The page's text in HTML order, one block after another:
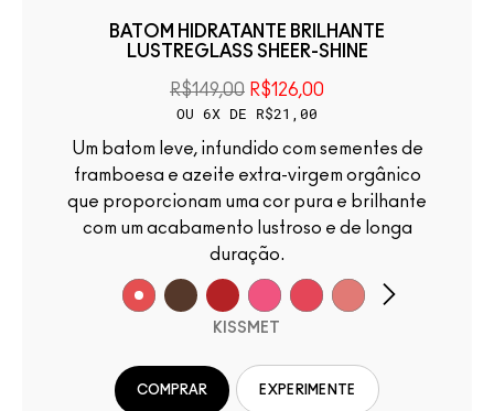
BATOM HIDRATANTE BRILHANTE
LUSTREGLASS SHEER-SHINE
R$149,00 R$126,00
OU 6X DE R$21,00
Um batom leve, infundido com sementes de
framboesa e azeite extra-virgem orgânico
que proporcionam uma cor pura e brilhante
com um acabamento lustroso e de longa
duração.
KISSMET
COMPRAR EXPERIMENTE